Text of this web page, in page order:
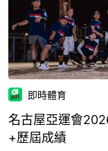
即時體育
名古屋亞運會
+歷屆成績